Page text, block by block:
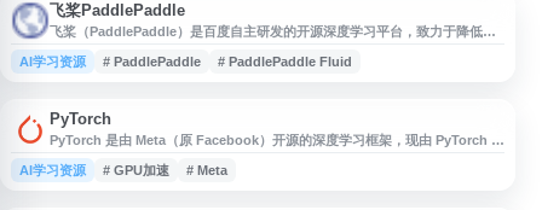
飞桨PaddlePaddle
飞桨（PaddlePaddle）是百度自主研发的开源深度学习平台，致力于降低深
度学习技术的应用门槛。平台同时支持动态图和静态图开发模式，兼顾开发灵
活性与执行效率。飞桨提供丰富的官方算法模型库，涵盖计算机视觉、自然语
理一体化设
AI学习资源 # PaddlePaddle # PaddlePaddle Fluid
PyTorch
PyTorch 是由 Meta（原 Facebook）开源的深度学习框架，现由 PyTorch 基
金会维护。该框架基于 Python 语言，提供动态计算图和自动微分功能，支持
GPU 加速计算。PyTorch 以其灵活的编程接口和直观的调试体验，成为学术
AI学习资源 # GPU加速 # Meta